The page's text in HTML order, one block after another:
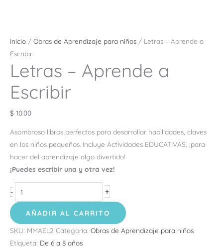
Inicio / Obras de Aprendizaje para niños / Letras – Aprende a
Escribir
Letras – Aprende a
Escribir
$ 10.00
Asombroso libros perfectos para desarrollar habilidades, claves
en los niños pequeños. Incluye Actividades EDUCATIVAS, ¡para
hacer del aprendizaje algo divertido!
¡Puedes escribir una y otra vez!
- +
AÑADIR AL CARRITO
SKU: MMAEL2 Categoría: Obras de Aprendizaje para niños
Etiqueta: De 6 a 8 años